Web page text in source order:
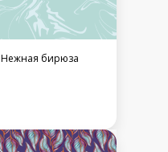
Нежная бирюза